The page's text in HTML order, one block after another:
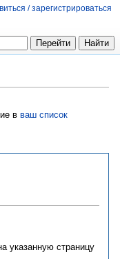
в ваш список
указанную страницу
/ зарегистрироваться